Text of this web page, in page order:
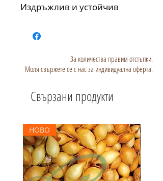
Издръжлив и устойчив
За количества правим отстъпки.
Моля свържете се с нас за индивидуална оферта.
Свързани продукти
НОВО